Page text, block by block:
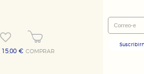
15,00 €COMPRAR